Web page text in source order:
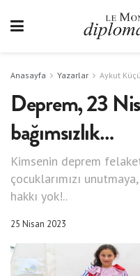
Anasayfa Yazarlar Aykut
Deprem, 23
bağımsızlık…
Kimsenin deprem
çocuklarımızı
hakkı yok!..
25 Nisan 2023